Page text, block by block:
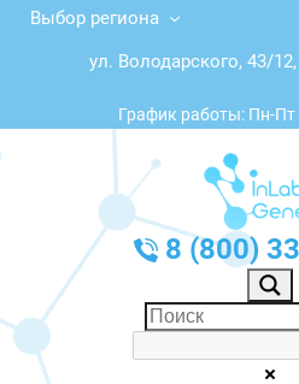
Выбор региона
ул. Володарского, 43/
График работы: Пн-Пт
8 (800)